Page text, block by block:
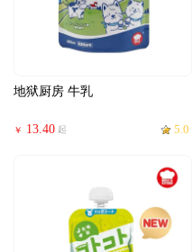
地狱厨房 牛乳
￥ 13.40 起 5.0